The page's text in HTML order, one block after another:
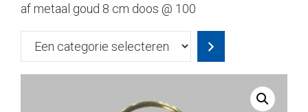
af metaal goud 8 cm doos @ 100
Een
categorie
selecteren